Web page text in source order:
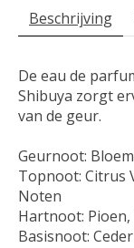
Beschrijving
De eau de
Shibuya zorgt
van de geur.
Geurnoot:
Topnoot: Citrus
Noten
Hartnoot:
Basisnoot: